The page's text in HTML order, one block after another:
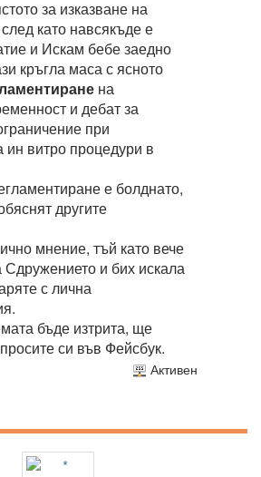
за изказване на
като навсякъде е
и Искам бебе заедно
кръгла маса с ясното
на
и дебат за
при
витро процедури в
е болднато,
другите
мнение, тъй като вече
и бих искала
с лична
бъде изтрита, ще
си във Фейсбук.
Активен